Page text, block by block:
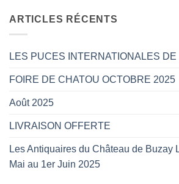
ARTICLES RÉCENTS
LES PUCES INTERNATIONALES
FOIRE DE CHATOU OCTOBRE 2025
Août 2025
LIVRAISON OFFERTE
Les Antiquaires du Château de Buzay
Mai au 1er Juin 2025